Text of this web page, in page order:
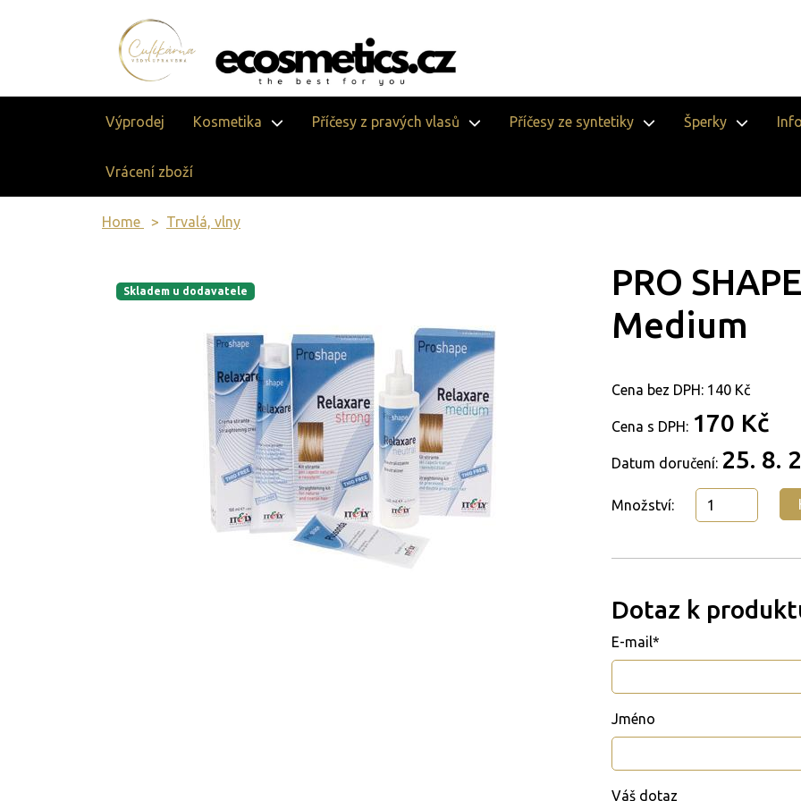
Výprodej Kosmetika Příčesy z pravých vlasů Příčesy ze syntetiky Šperky
Vrácení zboží
Home Trvalá, vlny
Skladem u dodavatele
PRO
Medium
Cena bez DPH: 140 Kč
Cena s DPH: 170 Kč
Datum doručení: 25. 8.
Množství:
Dotaz k
E-mail*
Jméno
Váš dotaz